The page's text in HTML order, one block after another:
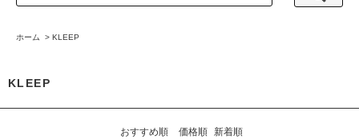
ホーム > KLEEP
KLEEP
おすすめ順 価格順 新着順